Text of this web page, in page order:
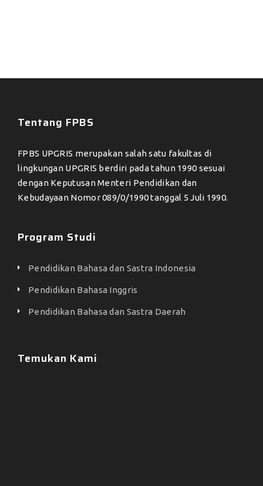
Tentang FPBS
FPBS UPGRIS merupakan salah satu fakultas di
lingkungan UPGRIS berdiri pada tahun 1990 sesuai
dengan Keputusan Menteri Pendidikan dan
Kebudayaan Nomor 089/0/1990 tanggal 5 Juli 1990.
Program Studi
Pendidikan Bahasa dan Sastra Indonesia
Pendidikan Bahasa Inggris
Pendidikan Bahasa dan Sastra Daerah
Temukan Kami